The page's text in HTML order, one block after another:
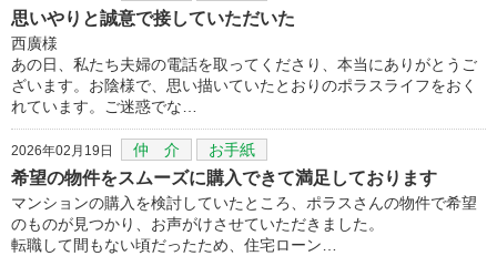
思いやりと誠意で接していただいた
西廣様
あの日、私たち夫婦の電話を取ってくださり、本当にありがとうご
ざいます。お陰様で、思い描いていたとおりのポラスライフをおく
れています。ご迷惑でな…
2026年02月19日 仲 介 お手紙
希望の物件をスムーズに購入できて満足しております
マンションの購入を検討していたところ、ポラスさんの物件で希望
のものが見つかり、お声がけさせていただきました。
転職して間もない頃だったため、住宅ローン…